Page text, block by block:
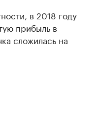
в 2018 году
прибыль в
сложилась на